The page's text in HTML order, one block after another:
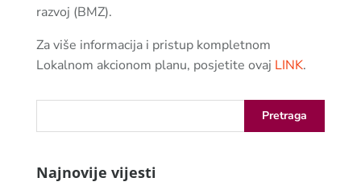
razvoj (BMZ).
Za više informacija i pristup kompletnom
Lokalnom akcionom planu, posjetite ovaj LINK.
Najnovije vijesti